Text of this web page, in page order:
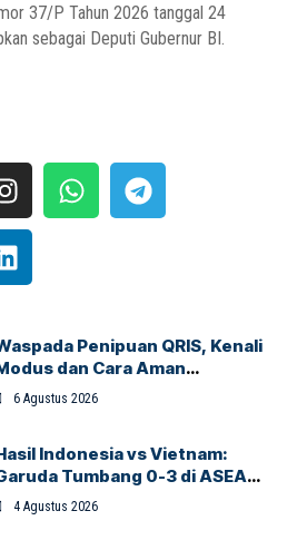
37/P Tahun 2026 tanggal 24
sebagai Deputi Gubernur BI.
Penipuan QRIS, Kenali
dan Cara Aman
6 Agustus 2026
Indonesia vs Vietnam:
Tumbang 0-3 di ASEAN
Cup 2026
4 Agustus 2026